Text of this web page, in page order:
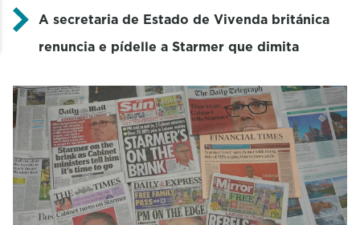
A secretaria de Estado de Vivenda británica
renuncia e pídelle a Starmer que dimita